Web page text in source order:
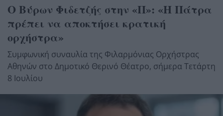
Ο Βύρων Φιδετζής στην «Π»: «Η Πάτρα
πρέπει να αποκτήσει κρατική
ορχήστρα»
Συμφωνική συναυλία της Φιλαρμόνιας Ορχήστρας
Αθηνών στο Δημοτικό Θερινό Θέατρο, σήμερα Τετάρτη
8 Ιουλίου